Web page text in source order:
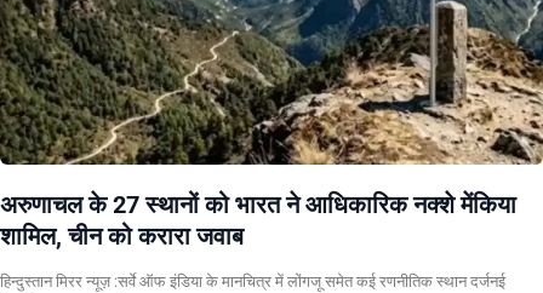
अरुणाचल के 27 स्थानों को भारत ने आधिकारिक नक्शे मेंकिया
शामिल, चीन को करारा जवाब
हिन्दुस्तान मिरर न्यूज़ :सर्वे ऑफ इंडिया के मानचित्र में लोंगजू समेत कई रणनीतिक स्थान दर्जनई